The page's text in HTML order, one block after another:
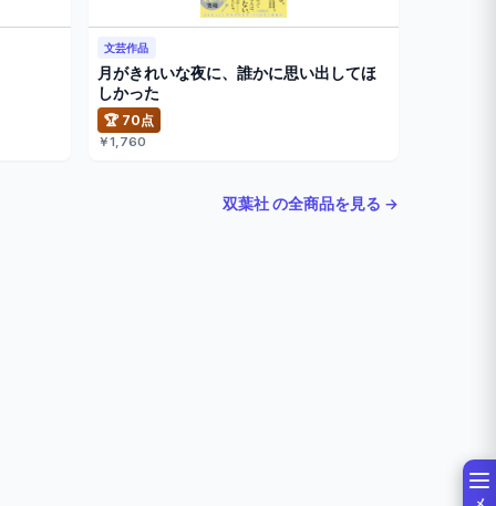
文芸作品
月がきれいな夜に、誰かに思い出してほ
しかった
🏆 70点
￥1,760
双葉社 の全商品を見る →